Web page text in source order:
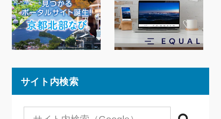
サイト内検索